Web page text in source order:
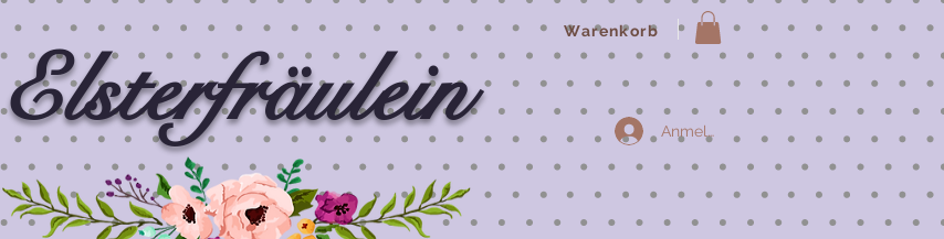
Warenkorb
Elsterfräulein Anmelden